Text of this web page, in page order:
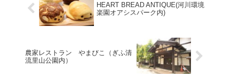
HEART BREAD ANTIQUE(河川環境
楽園オアシスパーク内)
農家レストラン やまびこ（ぎふ清
流里山公園内）